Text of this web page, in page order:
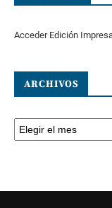
Acceder Edición
ARCHIVOS